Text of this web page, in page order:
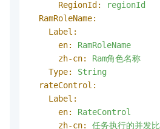
RegionId:
regionId
RamRoleName:
Label:
en:
RamRoleName
zh-cn:
Ram角色名称
Type:
String
rateControl:
Label:
en:
RateControl
zh-cn:
任务执行的并发